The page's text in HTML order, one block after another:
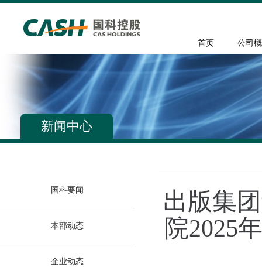
首页 公司
新闻中心
国科要闻
本部动态
企业动态
出版集
院2025